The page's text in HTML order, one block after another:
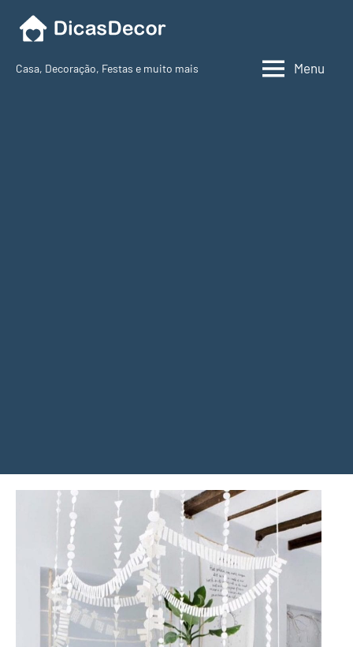
para
conteúdo
Dicas
Casa, Decoração, Festas e muito mais Menu